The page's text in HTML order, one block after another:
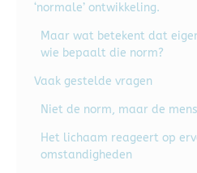
‘normale’ ontwikkeling.
Maar wat betekent dat
wie bepaalt die norm?
Vaak gestelde vragen
Niet de norm, maar de
Het lichaam reageert op
omstandigheden